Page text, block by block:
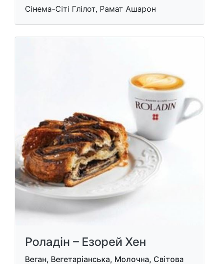
Сінема-Сіті Глілот, Рамат Ашарон
Роладін – Езорей Хен
Веган, Вегетаріанська, Молочна, Світова